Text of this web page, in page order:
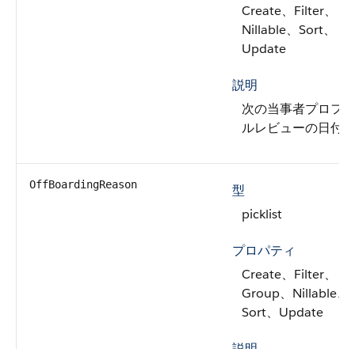
Create、Filter、
Nillable、Sort、
Update
説明
次の当事者プロフ
ルレビューの日付。
OffBoardingReason
型
picklist
プロパティ
Create、Filter、
Group、Nillable、
Sort、Update